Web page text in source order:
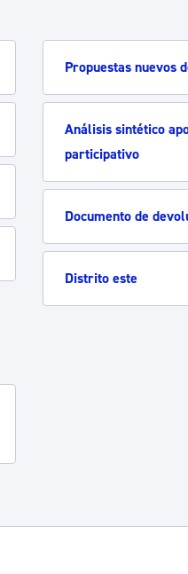
Propuestas nuevos
Análisis sintético
participativo
Documento de
Distrito este